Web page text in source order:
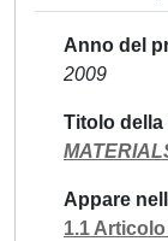
Anno del
2009
Titolo della
Appare
1.1